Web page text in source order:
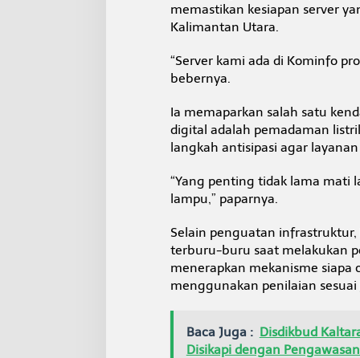
memastikan kesiapan server
Kalimantan Utara.
“Server kami ada di Kominfo
bebernya.
Ia memaparkan salah satu
digital adalah pemadaman
langkah antisipasi agar
“Yang penting tidak lama mati
lampu,” paparnya.
Selain penguatan
terburu-buru saat melakukan
menerapkan mekanisme siapa
menggunakan penilaian
Baca Juga : Disdikbud
Disikapi dengan